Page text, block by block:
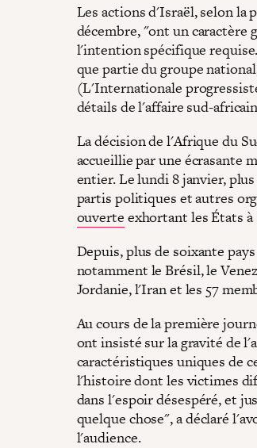
Les actions d'Israël, selon la
décembre, "ont un caractère
l'intention spécifique
que partie du groupe
(L'Internationale
détails de l'affaire sud-
La décision de l'Afrique du
accueillie par une écrasante
entier. Le lundi 8 janvier,
partis politiques et autres
ouverte exhortant les États
Depuis, plus de soixante
notamment le Brésil, le
Jordanie, l'Iran et les 57
Au cours de la première
ont insisté sur la gravité de
caractéristiques uniques de
l'histoire dont les victimes
dans l'espoir désespéré, et
quelque chose", a déclaré
l'audience.